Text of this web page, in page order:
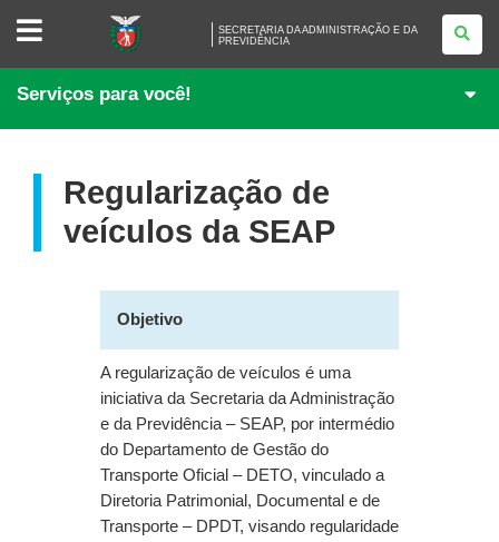
SECRETARIA
ADMINISTRAÇÃO
E
DA
PREVIDÊNCIA
SECRETARIA DA ADMINISTRAÇÃO E DA
PREVIDÊNCIA
Serviços para você!
Regularização de
veículos da SEAP
Objetivo
A regularização de veículos é uma
iniciativa da Secretaria da Administração
e da Previdência – SEAP, por intermédio
do Departamento de Gestão do
Transporte Oficial – DETO, vinculado a
Diretoria Patrimonial, Documental e de
Transporte – DPDT, visando regularidade